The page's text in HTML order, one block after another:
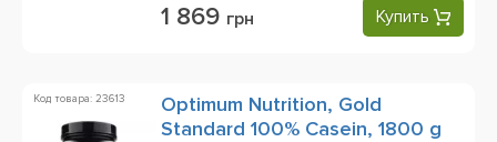
1 869 грн Купить
Код товара: 23613
Optimum Nutrition, Gold
Standard 100% Casein, 1800 g